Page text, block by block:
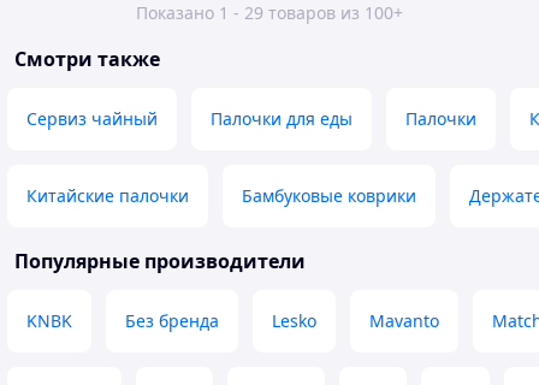
Показано 1 - 29 товаров из 100+
Смотри также
Сервиз чайный Палочки для еды Палочки
Китайские палочки Бамбуковые коврики
Популярные производители
KNBK Без бренда Lesko Mavanto